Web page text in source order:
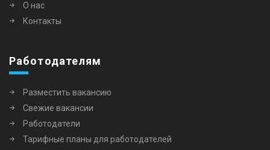
О нас
Контакты
Работодателям
Разместить вакансию
Свежие вакансии
Работодатели
Тарифные планы для работодателей